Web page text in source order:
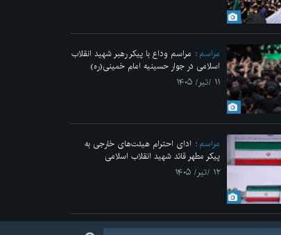
مراسم
مراسم وداع با پیکر رهبر شهید انقلاب
اسلامی در جوار حسینیه امام خمینی(ره)
۱۱ /تیر/ ۱۴۰۵
مراسم
ادای احترام هیئت‌های خارجی به
پیکر مطهر قائد شهید انقلاب اسلامی
۱۲ /تیر/ ۱۴۰۵